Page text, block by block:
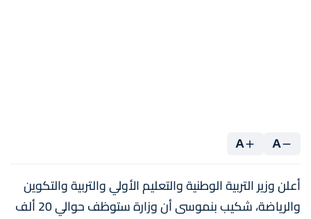
A
A
أعلن وزير التربية الوطنية والتعليم الأولي والتربية والتكوين
والرياضة، شكيب بنموسى أن وزارة ستوظف حوالي 20 ألف